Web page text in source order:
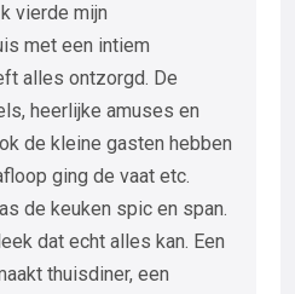
vierde mijn
met een intiem
alles ontzorgd. De
heerlijke amuses en
de kleine gasten hebben
ging de vaat etc.
de keuken spic en span.
dat echt alles kan. Een
thuisdiner, een